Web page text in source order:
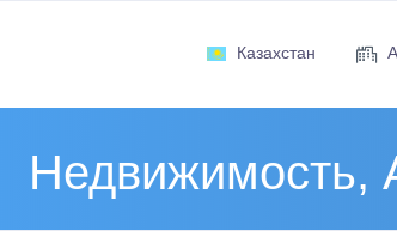
Казахстан
Недвижимость,